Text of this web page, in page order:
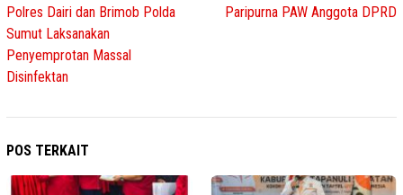
Polres Dairi dan Brimob Polda
Sumut Laksanakan
Penyemprotan Massal
Disinfektan
Paripurna PAW Anggota DPRD
POS TERKAIT